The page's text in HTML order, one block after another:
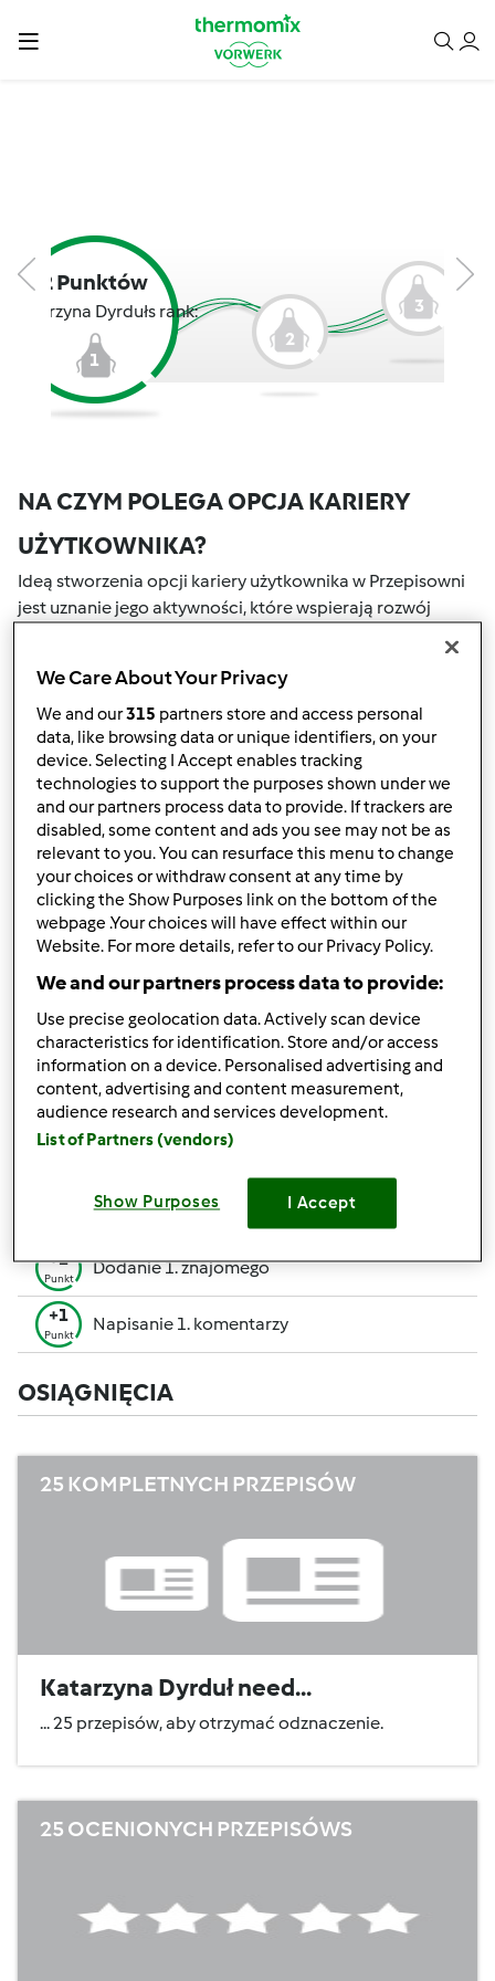
2 Punktów
Katarzyna Dyrdułs rank:
1
2
3
NA CZYM POLEGA OPCJA KARIERY
UŻYTKOWNIKA?
Ideą stworzenia opcji kariery użytkownika w Przepisowni
jest uznanie jego aktywności, które wspierają rozwój
portalu społecznościowym są nagradzane przez punkty.
Osiągnięcie określonej liczby punktów, automatycznie
podwyższa Twoje miejsce w rankingu społecznościowym,
który określany jest numerem wewnątrz fartucha obok
nazwy użytkownika.
W JAKI SPOSÓB MOŻESZ OTRZYMAĆ
PUNKTY ZA AKTYWNOŚĆ?
Punkty można otrzymać za aktywności, które są
wymienione poniżej. Za każdym razem, gdy otrzymujesz
punkty, są one dodawane to Twojej kariery użytkownika.
Poniżej możesz również sprawdzić które aktywności
społecznościowym.
+50
Punktów
Zwycięzca konkursu
+10
Utworzenie przepisu (całość = 10 pkt, część =
Ocenienie 1 przepisu
+1
Punkt
Dodanie 1. znajomego
+1
Punkt
Napisanie 1. komentarzy
OSIĄGNIĘCIA
25 KOMPLETNYCH PRZEPISÓW
Katarzyna Dyrduł need...
... 25 przepisów, aby otrzymać odznaczenie.
25 OCENIONYCH PRZEPISÓWS
We Care About Your Privacy
We and our315 partners store and access personal
data, like browsing data or unique identifiers, on your
device. Selecting I Accept enables tracking
technologies to support the purposes shown under we
and our partners process data to provide. If trackers are
disabled, some content and ads you see may not be as
relevant to you. You can resurface this menu to change
your choices or withdraw consent at any time by
clicking the Show Purposes link on the bottom of the
webpage .Your choices will have effect within our
Website. For more details, refer to our Privacy Policy.
We and our partners process data to provide:
Use precise geolocation data. Actively scan device
characteristics for identification. Store and/or access
information on a device. Personalised advertising and
content, advertising and content measurement,
audience research and services development.
List of Partners (vendors)
Show Purposes I Accept